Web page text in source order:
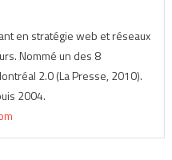
en stratégie web et réseaux
Nommé un des 8
2.0 (La Presse, 2010).
2004.